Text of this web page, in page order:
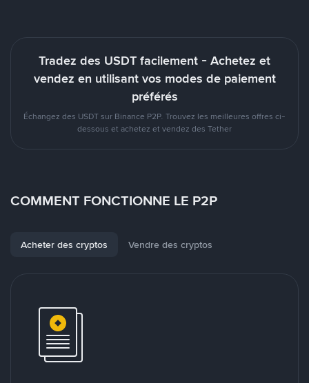
Tradez des USDT facilement - Achetez et
vendez en utilisant vos modes de paiement
préférés
Échangez des USDT sur Binance P2P. Trouvez les meilleures offres ci-
dessous et achetez et vendez des Tether
COMMENT FONCTIONNE LE P2P
Acheter des cryptos Vendre des cryptos